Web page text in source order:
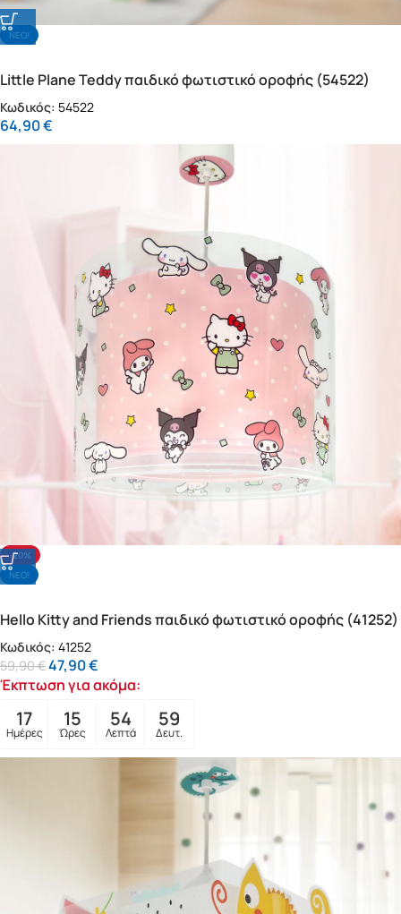
NΕΟ!
Little Plane Teddy παιδικό φωτιστικό οροφής (54522)
Κωδικός: 54522
64,90€
-20%
NΕΟ!
Hello Kitty and Friends παιδικό φωτιστικό οροφής (41252)
Κωδικός: 41252
59,90€47,90€
Έκπτωση για ακόμα:
17
Ημέρες
15
Ώρες
54
Λεπτά
57
Δευτ.